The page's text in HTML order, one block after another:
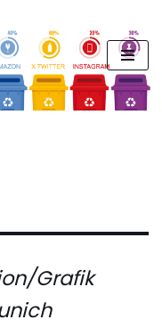
Grafik